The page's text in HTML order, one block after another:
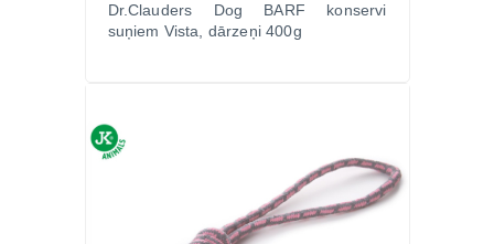
Dr.Clauders Dog BARF konservi
suņiem Vista, dārzeņi 400g